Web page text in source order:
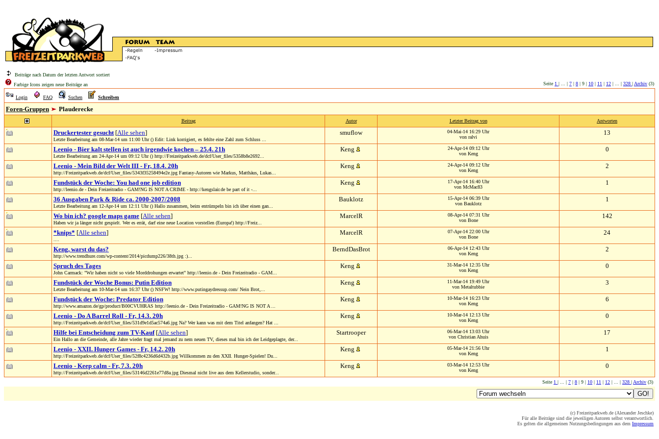
Beiträge nach Datum der letzten Antwort sortiert
Farbige Icons zeigen neue Beiträge an
Seite 1 | ... | 7 | 8 | 9 | 10 | 11 | 12 | ... | 328 | Archiv (3)
Login FAQ Suchen Schreiben
Foren-Gruppen Plauderecke
Beitrag Autor Letzter Beitrag von Antworten
Druckertester gesucht[Alle sehen]
Letzte Bearbeitung am 08-Mar-14 um 11:00 Uhr () Edit: Link korrigiert, es fehlte eine Zahl zum Schluss ...
smuflow
04-Mai-14 16:29 Uhr
von ralvi
13
Leenio - Bier kalt stellen ist auch irgendwie kochen – 25.4. 21h
Letzte Bearbeitung am 24-Apr-14 um 09:12 Uhr () http://Freizeitparkweb.de/dcf/User_files/5358b8e2692...
Keng
24-Apr-14 09:12 Uhr
von Keng
0
Leenio - Mein Bild der Welt III - Fr, 18.4. 20h
http://Freizeitparkweb.de/dcf/User_files/5343f35258494e2e.jpg Fantasy-Autoren wie Markus, Matthäus, Lukas...
Keng
24-Apr-14 09:12 Uhr
von Keng
2
Fundstück der Woche: You had one job edition
http://leenio.de - Dein Freizeitradio - GAM!NG IS NOT A CRIME - http://kengslair.de be part of it -...
Keng
17-Apr-14 16:40 Uhr
von McMac83
1
36 Ausgaben Park & Ride ca. 2000-2007/2008
Letzte Bearbeitung am 12-Apr-14 um 12:11 Uhr () Hallo zusammen, beim entrümpeln bin ich über einen gan...
Bauklotz
15-Apr-14 06:39 Uhr
von Bauklotz
1
Wo bin ich? google maps game [Alle sehen]
Haben wir ja länger nicht gespielt. Wer es errät, darf eine neue Location vorstellen (Europa!) http://Freiz...
MarcelR
08-Apr-14 07:31 Uhr
von Bone
142
*knips* [Alle sehen] MarcelR
07-Apr-14 22:00 Uhr
von Bone
24
Keng, warst du das?
http://www.trendhure.com/wp-content/2014/picdump226/38th.jpg :)...
BerndDasBrot
06-Apr-14 12:43 Uhr
von Keng
2
Spruch des Tages
John Carmack: "Wir haben nicht so viele Morddrohungen erwartet" http://leenio.de - Dein Freizeitradio - GAM...
Keng
31-Mar-14 12:35 Uhr
von Keng
0
Fundstück der Woche Bonus: Putin Edition
Letzte Bearbeitung am 10-Mar-14 um 16:37 Uhr () NSFW! http://www.putingaydressup.com/ Nein Brot,...
Keng
11-Mar-14 19:49 Uhr
von Metaltubbie
3
Fundstück der Woche: Predator Edition
http://www.amazon.de/gp/product/B00CVUHRAS http://leenio.de - Dein Freizeitradio - GAM!NG IS NOT A ...
Keng
10-Mar-14 16:23 Uhr
von Keng
6
Leenio - Do A Barrel Roll - Fr, 14.3. 20h
http://Freizeitparkweb.de/dcf/User_files/531d9e1d5ac574a6.jpg Na? Wer kann was mit dem Titel anfangen? Hat ...
Keng
10-Mar-14 12:13 Uhr
von Keng
0
Hilfe bei Entscheidung zum TV-Kauf[Alle sehen]
Ein Hallo an die Gemeinde, alle Jahre wieder fragt mal jemand zu nem neuen TV, dieses mal bin ich der Leidgeplagte, der...
Startrooper
06-Mar-14 13:03 Uhr
von Christian Ahuis
17
Leenio - XXII. Hunger Games - Fr, 14.2. 20h
http://Freizeitparkweb.de/dcf/User_files/52f8c4236d6d432b.jpg Willkommen zu den XXII. Hunger-Spielen! Du...
Keng
05-Mar-14 21:56 Uhr
von Keng
1
Leenio - Keep calm - Fr, 7.3. 20h
http://Freizeitparkweb.de/dcf/User_files/53146d2261e77d8a.jpg Diesmal nicht live aus dem Kellerstudio, sonder...
Keng
03-Mar-14 12:53 Uhr
von Keng
0
Seite 1 | ... | 7 | 8 | 9 | 10 | 11 | 12 | ... | 328 | Archiv (3)
(c) Freizeitparkweb.de (Alexander Jeschke)
Für alle Beiträge sind die jeweiligen Autoren selbst verantwortlich.
Es gelten die allgemeinen Nutzungsbedingungen aus dem Impressum